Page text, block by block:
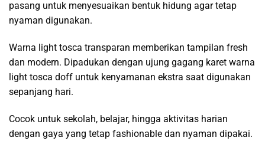
pasang untuk menyesuaikan bentuk hidung agar tetap
nyaman digunakan.
Warna light tosca transparan memberikan tampilan fresh
dan modern. Dipadukan dengan ujung gagang karet warna
light tosca doff untuk kenyamanan ekstra saat digunakan
sepanjang hari.
Cocok untuk sekolah, belajar, hingga aktivitas harian
dengan gaya yang tetap fashionable dan nyaman dipakai.